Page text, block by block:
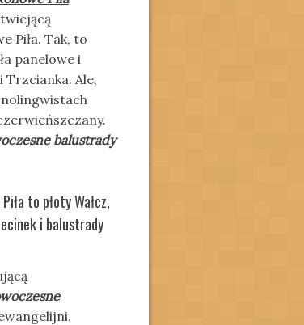
Piła. Tak, to
panelowe i
Trzcianka. Ale,
balustrady
to płoty Wałcz,
i balustrady